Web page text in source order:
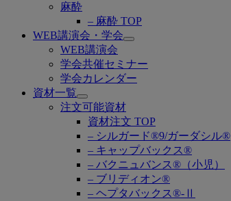
麻酔
– 麻酔 TOP
WEB講演会・学会
Open
WEB講演会
学会共催セミナー
学会カレンダー
資材一覧
Open
submenu
注文可能資材
資材注文 TOP
– シルガード®9/ガーダシル®
– キャップバックス®
– バクニュバンス®（小児）
– ブリディオン®
– ヘプタバックス®-Ⅱ